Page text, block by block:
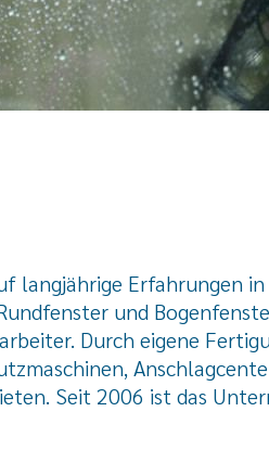
langjährige
und
Durch eigene
Seit 2006 ist das